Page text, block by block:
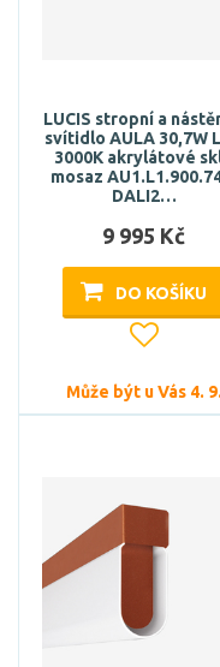
LUCIS stropní a
svítidlo AULA 30,7W
3000K akrylátové
mosaz
DALI2…
9 995 Kč
DO KOŠÍKU
Může být u Vás 4. 9.